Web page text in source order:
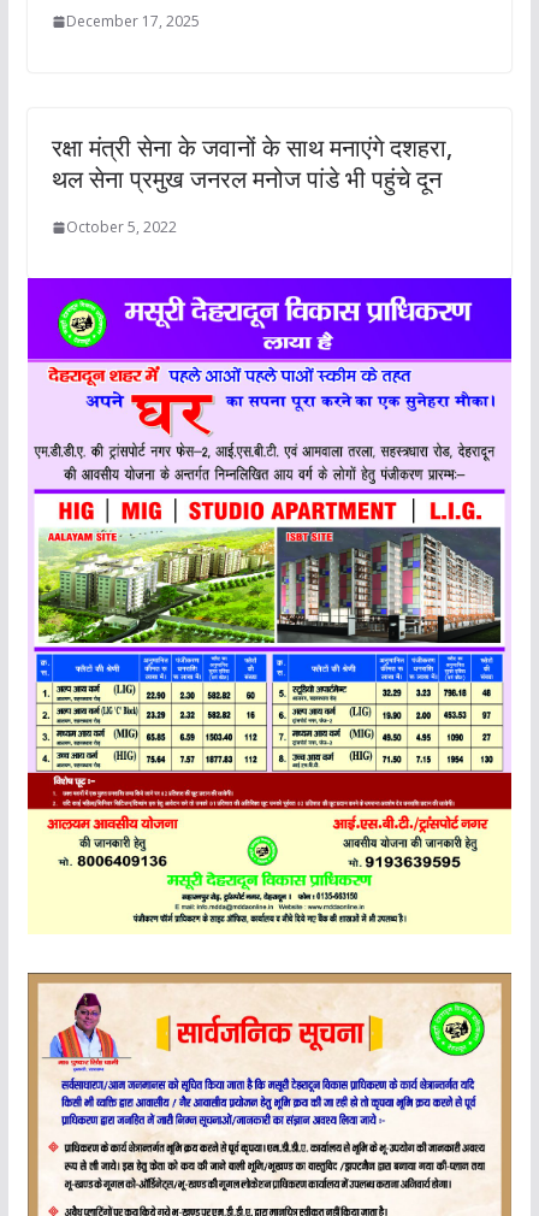
December 17, 2025
रक्षा मंत्री सेना के जवानों के साथ मनाएंगे दशहरा,
थल सेना प्रमुख जनरल मनोज पांडे भी पहुंचे दून
October 5, 2022